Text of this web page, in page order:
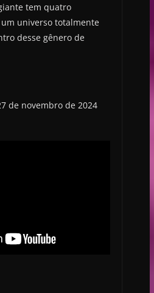
tem quatro
universo totalmente
desse gênero de
de novembro de 2024